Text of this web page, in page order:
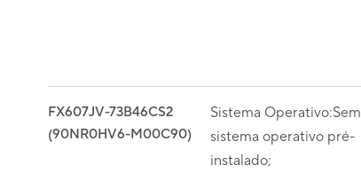
FX607JV-73B46CS2
(90NR0HV6-M00C90)
Sistema Operativo:Sem
sistema operativo pré-
instalado;